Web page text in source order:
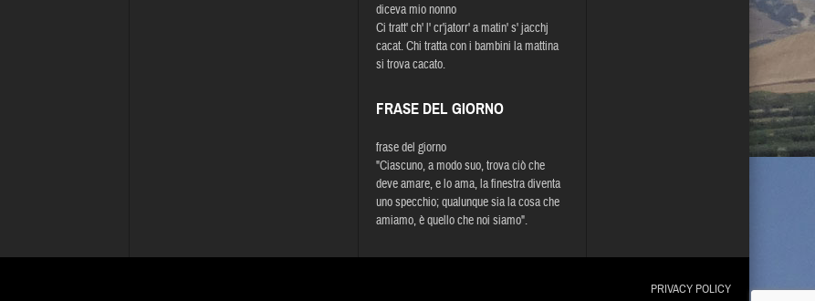
diceva mio nonno
Ci tratt' ch' l' cr'jatorr' a matin' s' jacchj
cacat. Chi tratta con i bambini la mattina
si trova cacato.
FRASE DEL GIORNO
frase del giorno
"Ciascuno, a modo suo, trova ciò che
deve amare, e lo ama, la finestra diventa
uno specchio; qualunque sia la cosa che
amiamo, è quello che noi siamo".
PRIVACY POLICY